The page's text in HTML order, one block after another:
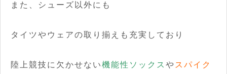
また、シューズ以外にも
タイツやウェアの取り揃えも充実しており
陸上競技に欠かせない機能性ソックス や スパイク